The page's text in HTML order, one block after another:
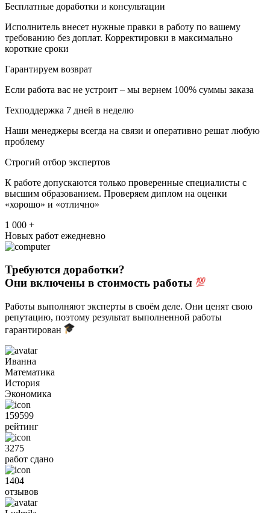
Бесплатные доработки и консультации
Исполнитель внесет нужные правки в работу по вашему
требованию без доплат. Корректировки в максимально
короткие сроки
Гарантируем возврат
Если работа вас не устроит – мы вернем 100% суммы заказа
Техподдержка 7 дней в неделю
Наши менеджеры всегда на связи и оперативно решат любую
проблему
Строгий отбор экспертов
К работе допускаются только проверенные специалисты с
высшим образованием. Проверяем диплом на оценки
«хорошо» и «отлично»
1 000 +
Новых работ ежедневно
Требуются доработки?
Они включены в стоимость работы
Работы выполняют эксперты в своём деле. Они ценят свою
репутацию, поэтому результат выполненной работы
гарантирован
Иванна
Математика
История
Экономика
159599
рейтинг
3275
работ сдано
1404
отзывов